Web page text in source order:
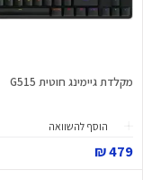
מקלדת גיימינג חוטית G515
הוסף להשוואה
479 ₪